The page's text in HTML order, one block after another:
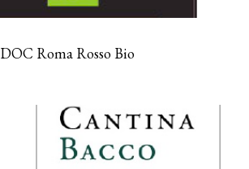
DOC Roma Rosso Bio